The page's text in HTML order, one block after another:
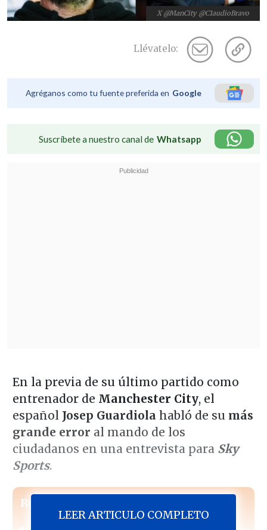
X @ManCity @C1audioBravo
Llévatelo:
Agréganos como tu fuente preferida en Google
Suscríbete a nuestro canal de Whatsapp
En la previa de su último partido como
entrenador de Manchester City, el
español Josep Guardiola habló de su más
grande error al mando de los
ciudadanos en una entrevista para Sky
Sports.
Revisa también
LEER ARTICULO COMPLETO